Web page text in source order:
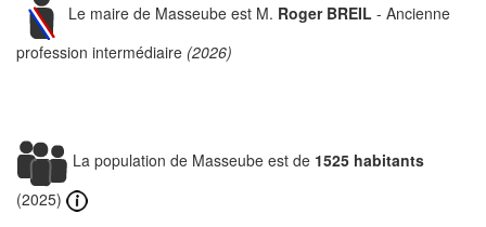
Le maire de Masseube est M. Roger BREIL - Ancienne
profession intermédiaire (2026)
La population de Masseube est de 1525 habitants
(2025)